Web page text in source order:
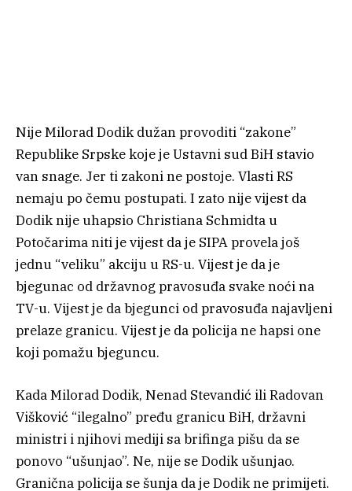
Nije Milorad Dodik dužan provoditi “zakone”
Republike Srpske koje je Ustavni sud BiH stavio
van snage. Jer ti zakoni ne postoje. Vlasti RS
nemaju po čemu postupati. I zato nije vijest da
Dodik nije uhapsio Christiana Schmidta u
Potočarima niti je vijest da je SIPA provela još
jednu “veliku” akciju u RS-u. Vijest je da je
bjegunac od državnog pravosuđa svake noći na
TV-u. Vijest je da bjegunci od pravosuđa najavljeni
prelaze granicu. Vijest je da policija ne hapsi one
koji pomažu bjeguncu.
Kada Milorad Dodik, Nenad Stevandić ili Radovan
Višković “ilegalno” pređu granicu BiH, državni
ministri i njihovi mediji sa brifinga pišu da se
ponovo “ušunjao”. Ne, nije se Dodik ušunjao.
Granična policija se šunja da je Dodik ne primijeti.